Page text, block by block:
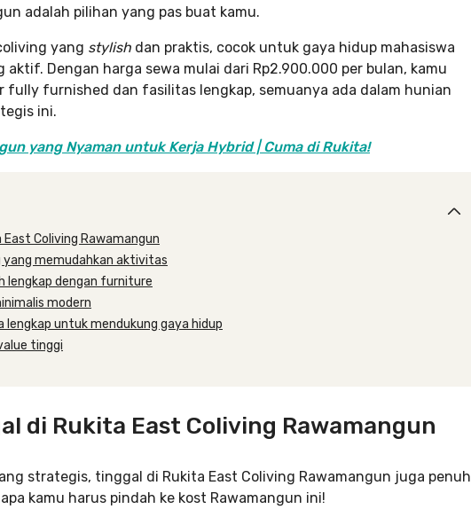
adalah pilihan yang pas buat kamu.
yang stylish dan praktis, cocok untuk gaya hidup mahasiswa
Dengan harga sewa mulai dari Rp2.900.000 per bulan, kamu
fully furnished dan fasilitas lengkap, semuanya ada dalam hunian
ini.
yang Nyaman untuk Kerja Hybrid | Cuma di Rukita!
Coliving Rawamangun
memudahkan aktivitas
lengkap dengan furniture
modern
lengkap untuk mendukung gaya hidup
tinggi
di Rukita East Coliving Rawamangun
strategis, tinggal di Rukita East Coliving Rawamangun juga penuh
kamu harus pindah ke kost Rawamangun ini!